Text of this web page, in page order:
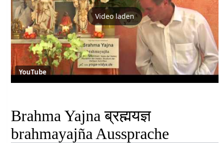
Video laden
YouTube
Brahma Yajna ब्रह्मयज्ञ
brahmayajña Aussprache